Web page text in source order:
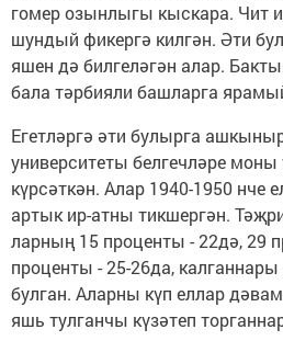
гомер озынлыгы кыскара. Чит
шундый фикергә килгән. Әти
яшен дә билгеләгән алар.
бала тәрбияли башларга
Егетләргә әти булырга
университеты белгечләре моны
күрсәткән. Алар 1940-1950 нче
артык ир-атны тик­шергән.
ларның 15 проценты - 22дә, 29
проценты - 25-26да,
булган. Аларны күп еллар
яшь тулганчы күзәтеп